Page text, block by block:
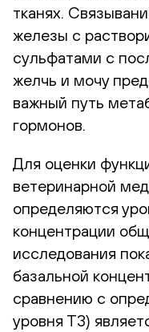
тканях.
железы с
сульфатами с
желчь и мочу
важный путь
гормонов.
Для оценки
ветеринарной
определяются
концентрации
исследования
базальной
сравнению с
уровня Т3)